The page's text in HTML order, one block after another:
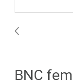
BNC